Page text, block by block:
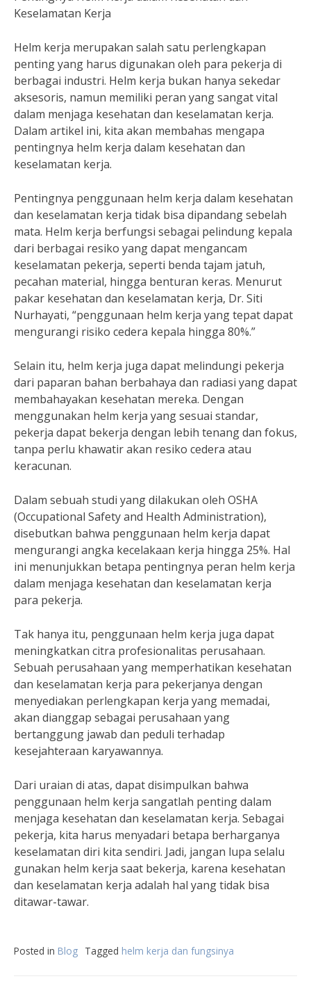
Keselamatan Kerja
Helm kerja merupakan salah satu perlengkapan
penting yang harus digunakan oleh para pekerja di
berbagai industri. Helm kerja bukan hanya sekedar
aksesoris, namun memiliki peran yang sangat vital
dalam menjaga kesehatan dan keselamatan kerja.
Dalam artikel ini, kita akan membahas mengapa
pentingnya helm kerja dalam kesehatan dan
keselamatan kerja.
Pentingnya penggunaan helm kerja dalam kesehatan
dan keselamatan kerja tidak bisa dipandang sebelah
mata. Helm kerja berfungsi sebagai pelindung kepala
dari berbagai resiko yang dapat mengancam
keselamatan pekerja, seperti benda tajam jatuh,
pecahan material, hingga benturan keras. Menurut
pakar kesehatan dan keselamatan kerja, Dr. Siti
Nurhayati, “penggunaan helm kerja yang tepat dapat
mengurangi risiko cedera kepala hingga 80%.”
Selain itu, helm kerja juga dapat melindungi pekerja
dari paparan bahan berbahaya dan radiasi yang dapat
membahayakan kesehatan mereka. Dengan
menggunakan helm kerja yang sesuai standar,
pekerja dapat bekerja dengan lebih tenang dan fokus,
tanpa perlu khawatir akan resiko cedera atau
keracunan.
Dalam sebuah studi yang dilakukan oleh OSHA
(Occupational Safety and Health Administration),
disebutkan bahwa penggunaan helm kerja dapat
mengurangi angka kecelakaan kerja hingga 25%. Hal
ini menunjukkan betapa pentingnya peran helm kerja
dalam menjaga kesehatan dan keselamatan kerja
para pekerja.
Tak hanya itu, penggunaan helm kerja juga dapat
meningkatkan citra profesionalitas perusahaan.
Sebuah perusahaan yang memperhatikan kesehatan
dan keselamatan kerja para pekerjanya dengan
menyediakan perlengkapan kerja yang memadai,
akan dianggap sebagai perusahaan yang
bertanggung jawab dan peduli terhadap
kesejahteraan karyawannya.
Dari uraian di atas, dapat disimpulkan bahwa
penggunaan helm kerja sangatlah penting dalam
menjaga kesehatan dan keselamatan kerja. Sebagai
pekerja, kita harus menyadari betapa berharganya
keselamatan diri kita sendiri. Jadi, jangan lupa selalu
gunakan helm kerja saat bekerja, karena kesehatan
dan keselamatan kerja adalah hal yang tidak bisa
ditawar-tawar.
Posted in Blog Tagged helm kerja dan fungsinya